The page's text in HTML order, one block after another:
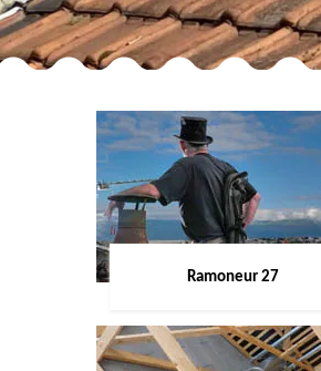
Ramoneur 27